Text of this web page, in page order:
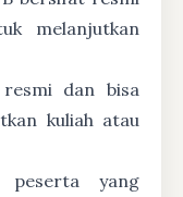
melanjutkan
dan bisa
kuliah atau
peserta yang